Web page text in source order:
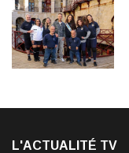
L'ACTUALITÉ TV